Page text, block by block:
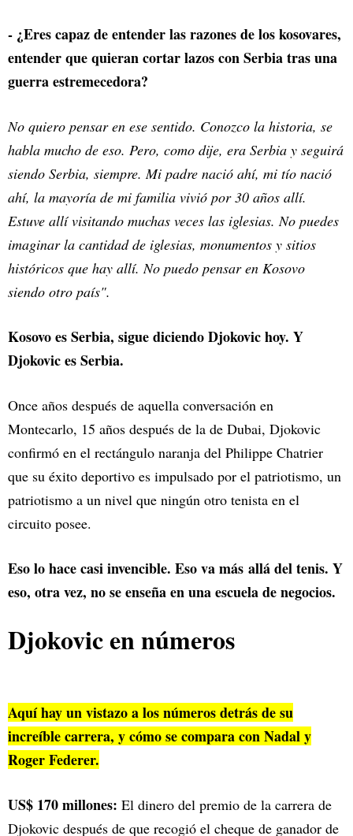
- ¿Eres capaz de entender las razones de los kosovares,
entender que quieran cortar lazos con Serbia tras una
guerra estremecedora?
No quiero pensar en ese sentido. Conozco la historia, se
habla mucho de eso. Pero, como dije, era Serbia y seguirá
siendo Serbia, siempre. Mi padre nació ahí, mi tío nació
ahí, la mayoría de mi familia vivió por 30 años allí.
Estuve allí visitando muchas veces las iglesias. No puedes
imaginar la cantidad de iglesias, monumentos y sitios
históricos que hay allí. No puedo pensar en Kosovo
siendo otro país".
Kosovo es Serbia, sigue diciendo Djokovic hoy. Y
Djokovic es Serbia.
Once años después de aquella conversación en
Montecarlo, 15 años después de la de Dubai, Djokovic
confirmó en el rectángulo naranja del Philippe Chatrier
que su éxito deportivo es impulsado por el patriotismo, un
patriotismo a un nivel que ningún otro tenista en el
circuito posee.
Eso lo hace casi invencible. Eso va más allá del tenis. Y
eso, otra vez, no se enseña en una escuela de negocios.
Djokovic en números
Aquí hay un vistazo a los números detrás de su
increíble carrera, y cómo se compara con Nadal y
Roger Federer.
US$ 170 millones: El dinero del premio de la carrera de
Djokovic después de que recogió el cheque de ganador de